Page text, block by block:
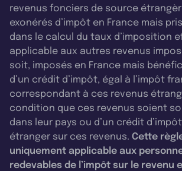
revenus fonciers de source
exonérés d’impôt en France mais
dans le calcul du taux d’imposition
applicable aux autres revenus
soit, imposés en France mais
d’un crédit d’impôt, égal à l’impôt
correspondant à ces revenus
condition que ces revenus soient
dans leur pays ou d’un crédit
étranger sur ces revenus. Cette
uniquement applicable aux
redevables de l’impôt sur le revenu